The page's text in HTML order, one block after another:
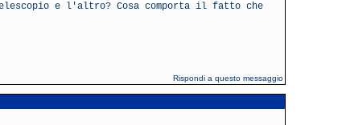
e l'altro? Cosa comporta il fatto che
Rispondi a questo messaggio